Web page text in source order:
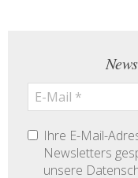
Ihre E-Mail-
Newsletters
unsere